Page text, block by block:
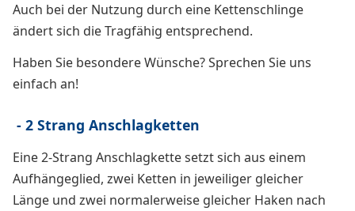
Auch bei der Nutzung durch eine Kettenschlinge
ändert sich die Tragfähig entsprechend.
Haben Sie besondere Wünsche? Sprechen Sie uns
einfach an!
- 2 Strang Anschlagketten
Eine 2-Strang Anschlagkette setzt sich aus einem
Aufhängeglied, zwei Ketten in jeweiliger gleicher
Länge und zwei normalerweise gleicher Haken nach